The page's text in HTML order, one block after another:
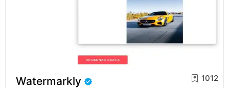
Watermarkly 1012